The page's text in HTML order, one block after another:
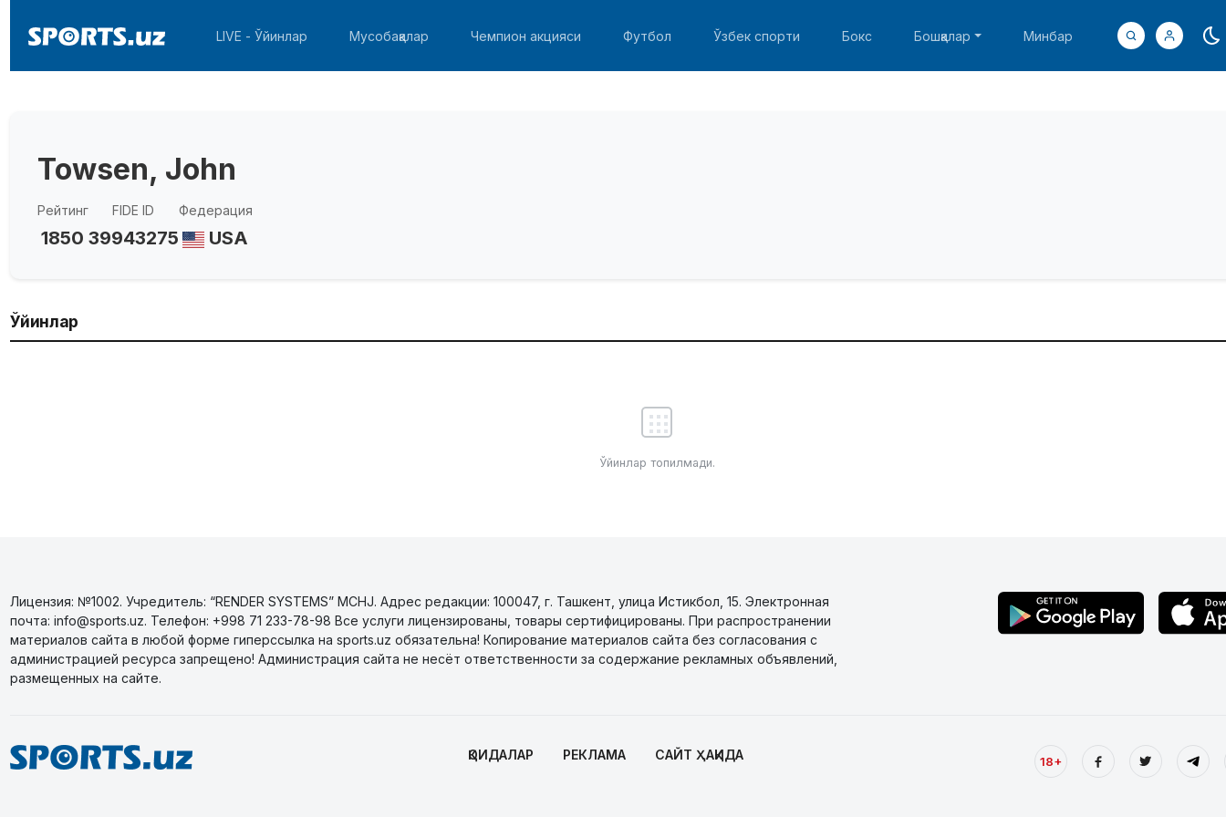
LIVE - Ўйинлар Мусобақалар Чемпион акцияси Футбол Ўзбек спорти Бокс Бошқалар Минбар
Towsen, John
Рейтинг
1850
FIDE ID
39943275
Федерация
USA
Ўйинлар
Ўйинлар топилмади.
Лицензия: №1002. Учредитель: “RENDER SYSTEMS” MCHJ. Адрес редакции: 100047, г. Ташкент, улица Истикбол, 15. Электронная
почта: info@sports.uz. Телефон: +998 71 233-78-98 Все услуги лицензированы, товары сертифицированы. При распространении
материалов сайта в любой форме гиперссылка на sports.uz обязательна! Копирование материалов сайта без согласования с
администрацией ресурса запрещено! Администрация сайта не несёт ответственности за содержание рекламных объявлений,
размещенных на сайте.
ҚОИДАЛАР РЕКЛАМА САЙТ ҲАҚИДА 18+